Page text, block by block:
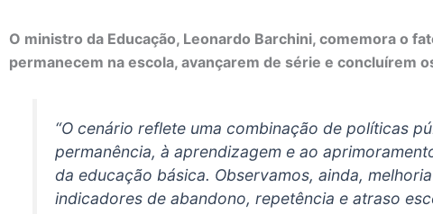
O ministro da Educação, Leonardo Barchini, comemora o
permanecem na escola, avançarem de série e concluírem
“O cenário reflete uma combinação de políticas
permanência, à aprendizagem e ao
da educação básica. Observamos, ainda,
indicadores de abandono, repetência e atraso